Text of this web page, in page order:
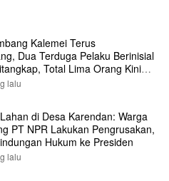
Kalemei Terus
Dua Terduga Pelaku Berinisial
Total Lima Orang Kini
Polisi
lalu
di Desa Karendan: Warga
PT NPR Lakukan Pengrusakan,
Hukum ke Presiden
lalu